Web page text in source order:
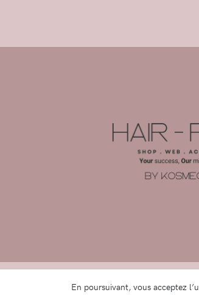
© 2026 -Anacom
En poursuivant, vous acceptez